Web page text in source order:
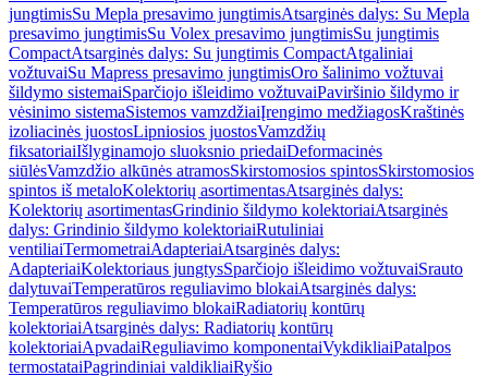
jungtimisSu Mepla presavimo jungtimisAtsarginės dalys: Su Mepla
presavimo jungtimisSu Volex presavimo jungtimisSu jungtimis
CompactAtsarginės dalys: Su jungtimis CompactAtgaliniai
vožtuvaiSu Mapress presavimo jungtimisOro šalinimo vožtuvai
šildymo sistemaiSparčiojo išleidimo vožtuvaiPaviršinio šildymo ir
vėsinimo sistemaSistemos vamzdžiaiĮrengimo medžiagosKraštinės
izoliacinės juostosLipniosios juostosVamzdžių
fiksatoriaiIšlyginamojo sluoksnio priedaiDeformacinės
siūlėsVamzdžio alkūnės atramosSkirstomosios spintosSkirstomosios
spintos iš metaloKolektorių asortimentasAtsarginės dalys:
Kolektorių asortimentasGrindinio šildymo kolektoriaiAtsarginės
dalys: Grindinio šildymo kolektoriaiRutuliniai
ventiliaiTermometraiAdapteriaiAtsarginės dalys:
AdapteriaiKolektoriaus jungtysSparčiojo išleidimo vožtuvaiSrauto
dalytuvaiTemperatūros reguliavimo blokaiAtsarginės dalys:
Temperatūros reguliavimo blokaiRadiatorių kontūrų
kolektoriaiAtsarginės dalys: Radiatorių kontūrų
kolektoriaiApvadaiReguliavimo komponentaiVykdikliaiPatalpos
termostataiPagrindiniai valdikliaiRyšio